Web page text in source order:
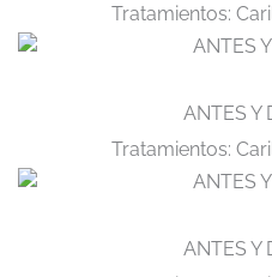
Tratamientos:
ANTES Y
Tratamientos:
ANTES Y